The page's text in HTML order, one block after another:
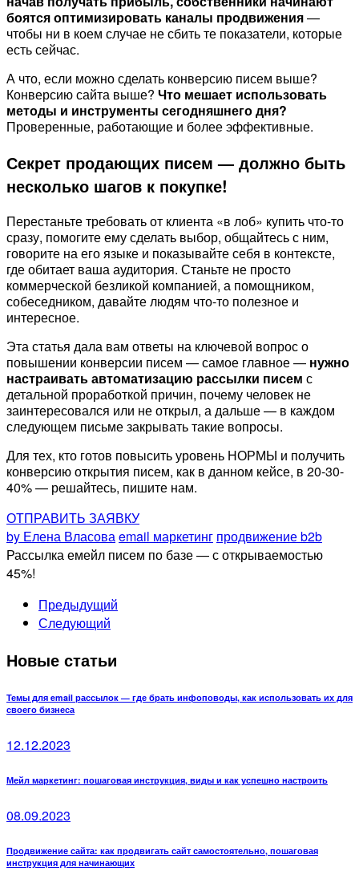
боятся оптимизировать каналы продвижения—
чтобы ни в коем случае не сбить те показатели, которые
есть сейчас.
А что, если можно сделать конверсию писем выше?
Конверсию сайта выше? Что мешает использовать
методы и инструменты сегодняшнего дня?
Проверенные, работающие и более эффективные.
Секрет продающих писем — должно быть
несколько шагов к покупке!
Перестаньте требовать от клиента «в лоб» купить что-то
сразу, помогите ему сделать выбор, общайтесь с ним,
говорите на его языке и показывайте себя в контексте,
где обитает ваша аудитория. Станьте не просто
коммерческой безликой компанией, а помощником,
собеседником, давайте людям что-то полезное и
интересное.
Эта статья дала вам ответы на ключевой вопрос о
повышении конверсии писем — самое главное — нужно
настраивать автоматизацию рассылки писем с
детальной проработкой причин, почему человек не
заинтересовался или не открыл, а дальше — в каждом
следующем письме закрывать такие вопросы.
Для тех, кто готов повысить уровень НОРМЫ и получить
конверсию открытия писем, как в данном кейсе, в 20-30-
40% — решайтесь, пишите нам.
ОТПРАВИТЬ ЗАЯВКУ
by Елена Власоваemail маркетинг продвижение b2b
Рассылка емейл писем по базе — с открываемостью
45%!
Предыдущий
Следующий
Новые статьи
Темы для email рассылок — где брать инфоповоды, как использовать их для
своего бизнеса
12.12.2023
Мейл маркетинг: пошаговая инструкция, виды и как успешно настроить
08.09.2023
Продвижение сайта: как продвигать сайт самостоятельно, пошаговая
инструкция для начинающих